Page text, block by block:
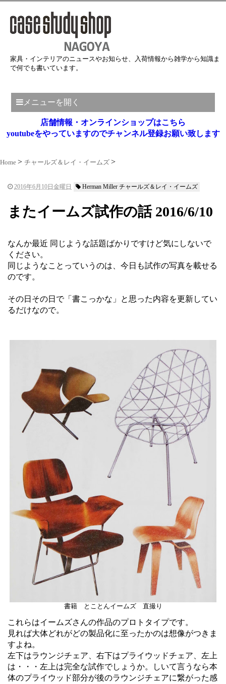
家具・インテリアのニュースやお知らせ、入荷情報から雑学から知識ま
で何でも書いています。
メニューを開く
店舗情報・オンラインショップはこちら
youtubeをやっていますのでチャンネル登録お願い致します
Home チャールズ＆レイ・イームズ
2016年6月10日金曜日 Herman Miller チャールズ＆レイ・イームズ
またイームズ試作の話 2016/6/10
なんか最近 同じような話題ばかりですけど気にしないで
ください。
同じようなことっていうのは、今日も試作の写真を載せる
のです。
その日その日で「書こっかな」と思った内容を更新してい
るだけなので。
書籍 とことんイームズ 直撮り
これらはイームズさんの作品のプロトタイプです。
見れば大体どれがどの製品化に至ったかのは想像がつきま
すよね。
左下はラウンジチェア、右下はプライウッドチェア、左上
は・・・左上は完全な試作でしょうか。しいて言うなら本
体のプライウッド部分が後のラウンジチェアに繋がった感